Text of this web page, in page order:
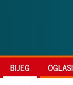
BIJEG OGLASI